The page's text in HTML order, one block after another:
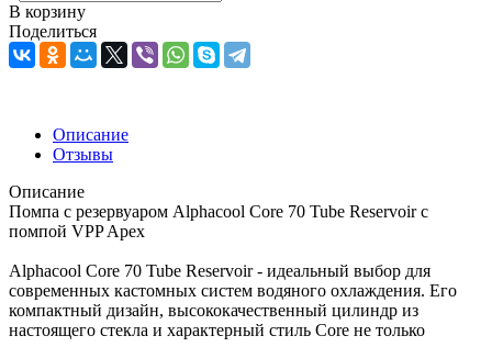
В корзину
Поделиться
Описание
Отзывы
Описание
Помпа с резервуаром Alphacool Core 70 Tube Reservoir с
помпой VPP Apex
Alphacool Core 70 Tube Reservoir - идеальный выбор для
современных кастомных систем водяного охлаждения. Его
компактный дизайн, высококачественный цилиндр из
настоящего стекла и характерный стиль Core не только